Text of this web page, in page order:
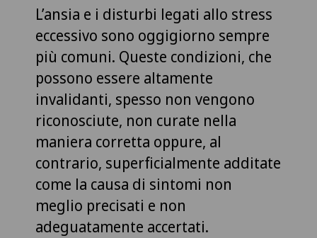
L’ansia e i disturbi legati allo stress
eccessivo sono oggigiorno sempre
più comuni. Queste condizioni, che
possono essere altamente
invalidanti, spesso non vengono
riconosciute, non curate nella
maniera corretta oppure, al
contrario, superficialmente additate
come la causa di sintomi non
meglio precisati e non
adeguatamente accertati.